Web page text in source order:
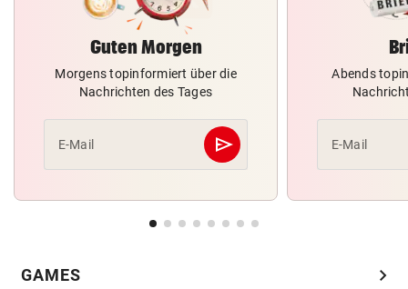
Guten Morgen
Morgens topinformiert über die
Nachrichten des Tages
E-Mail send
Abschicken
Abends
E-Mail
GAMES chevron_right